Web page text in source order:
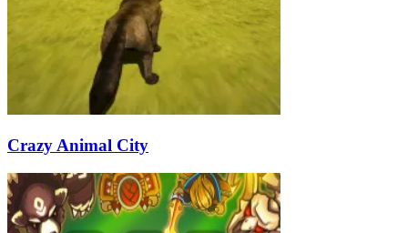
Crazy Animal City